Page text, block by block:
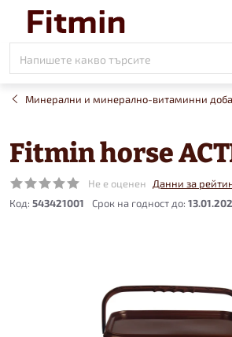
съдържанието
Минерални и минерално-витаминни
Fitmin horse
Не е оценен
Данни за
Код: 543421001